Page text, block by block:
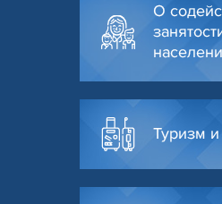
О
Туризм